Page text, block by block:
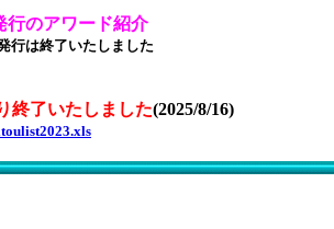
行のアワード紹介
は終了いたしました
終了いたしました(2025/8/16)